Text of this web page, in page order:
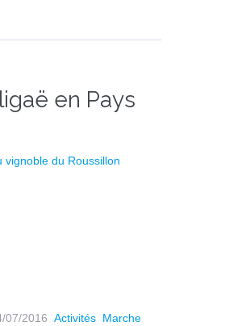
en Pays
07/2016 Activités Marche